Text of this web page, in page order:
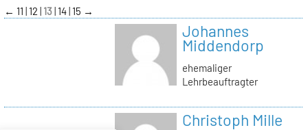
zum
Inhalt
← 11 12 13 14 15 →
Johannes
Middendorp
ehemaliger
Lehrbeauftragter
Christoph Mille